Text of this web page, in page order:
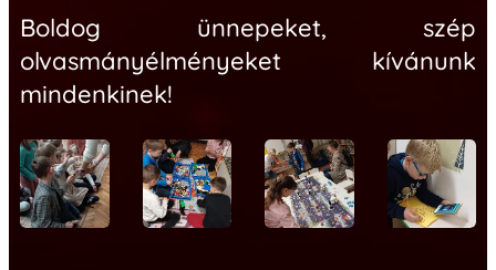
Boldog ünnepeket, szép
olvasmányélményeket kívánunk
mindenkinek!